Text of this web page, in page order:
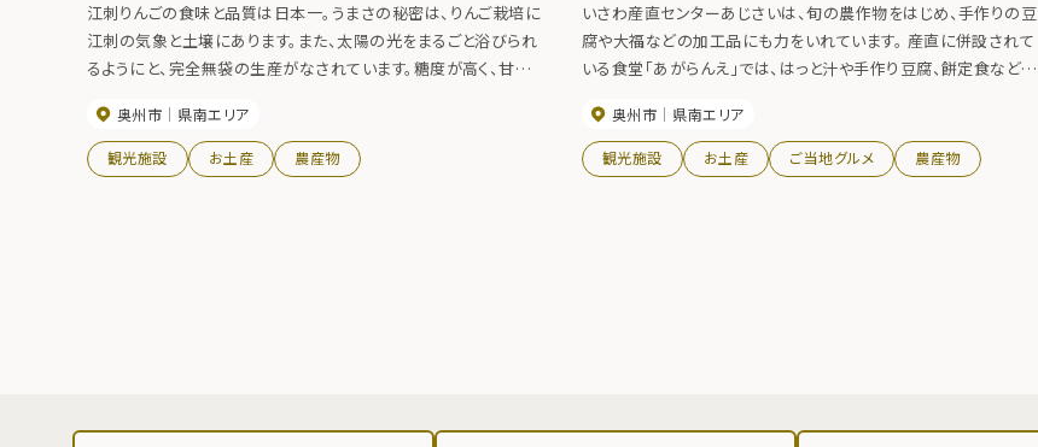
江刺りんごの食味と品質は日本一。うまさの秘密は、りんご栽培に
江刺の気象と土壌にあります。また、太陽の光をまるごと浴びられ
るようにと、完全無袋の生産がなされています。糖度が高く、甘さと
す。 奥州市 県南エリア
観光施設 お土産 農産物
いさわ産直センターあじさいは、旬の農作物をはじめ、手作りの豆
腐や大福などの加工品にも力をいれています。 産直に併設されて
いる食堂「あがらんえ」では、はっと汁や手作り豆腐、餅定食などを
奥州市 県南エリア
観光施設 お土産 ご当地グルメ 農産物